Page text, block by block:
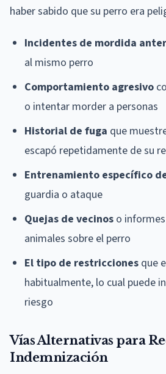
haber sabido que su perro era
Incidentes de mordida
al mismo perro
Comportamiento agresivo
o intentar morder a personas
Historial de fuga que
escapó repetidamente de su
Entrenamiento específico
guardia o ataque
Quejas de vecinos o
animales sobre el perro
El tipo de restricciones que
habitualmente, lo cual puede
riesgo
Vías Alternativas para
Indemnización